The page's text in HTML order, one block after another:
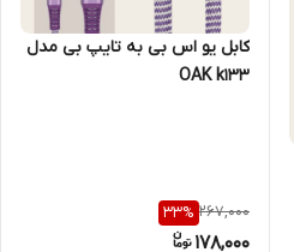
کابل یو اس بی به تایپ بی مدل
OAK k133
267,000
33%
178,000